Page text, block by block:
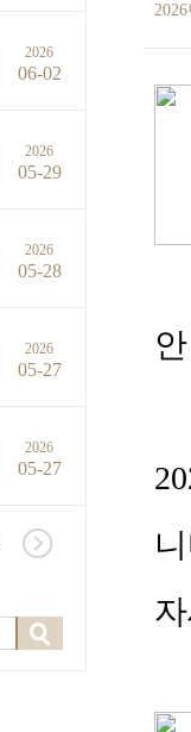
2026
06-02
2026
05-29
2026
05-28
2026
05-27
2026
05-27